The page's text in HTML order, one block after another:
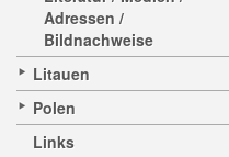
Adressen /
Bildnachweise
Litauen
Polen
Links